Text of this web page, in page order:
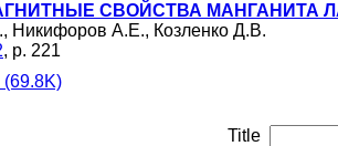
СВОЙСТВА МАНГАНИТА
, Никифоров А.Е., Козленко Д.В.
, p. 221
(69.8K)
Title